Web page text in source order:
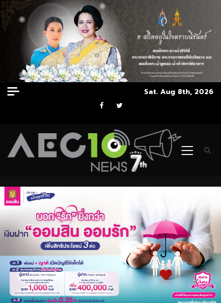
Skip
to
Sat. Aug 8th, 2026
Facebook
Twitter
Primary